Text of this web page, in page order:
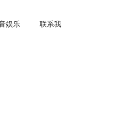
娱乐 联系我